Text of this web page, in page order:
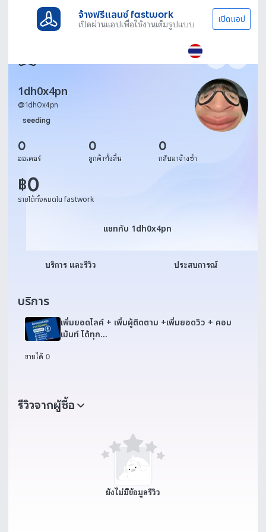
จ้างฟรีแลนซ์ fastwork
เปิดผ่านแอปเพื่อใช้งานเต็มรูปแบบ เปิดแอป
1dh0x4pn
@1dh0x4pn
seeding
0
ออเดอร์
0
ลูกค้าทั้งสิ้น
0
กลับมาจ้างซ้ำ
฿0
รายได้ทั้งหมดใน fastwork
แชทกับ 1dh0x4pn
แชทกับ 1dh0x4pn
บริการ และรีวิว ประสบการณ์
บริการ
เพิ่มยอดไลค์ + เพิ่มผู้ติดตาม +เพิ่มยอดวิว + คอม
เม้นท์ ได้ทุก
ขายได้ 0
รีวิวจากผู้ซื้อ
ยังไม่มีข้อมูลรีวิว